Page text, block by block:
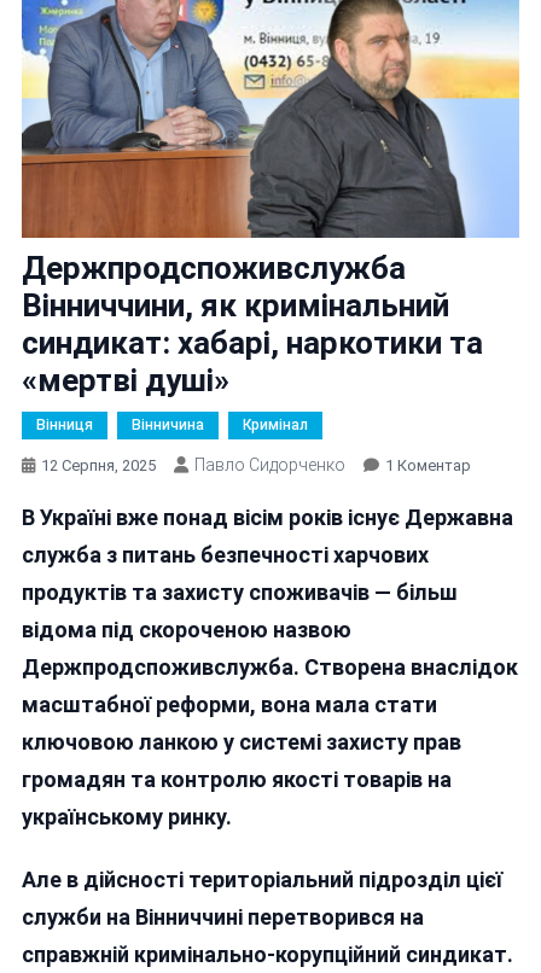
Держпродспоживслужба
Вінниччини, як кримінальний
синдикат: хабарі, наркотики та
«мертві душі»
Вінниця Вінничина Кримінал
12 Серпня, 2025 Павло Сидорченко 1 КоментарДо
В Україні вже понад вісім років існує Державна
служба з питань безпечності харчових
продуктів та захисту споживачів — більш
відома під скороченою назвою
Держпродспоживслужба. Створена внаслідок
масштабної реформи, вона мала стати
ключовою ланкою у системі захисту прав
громадян та контролю якості товарів на
українському ринку.
Але в дійсності територіальний підрозділ цієї
служби на Вінниччині перетворився на
справжній кримінально-корупційний синдикат.